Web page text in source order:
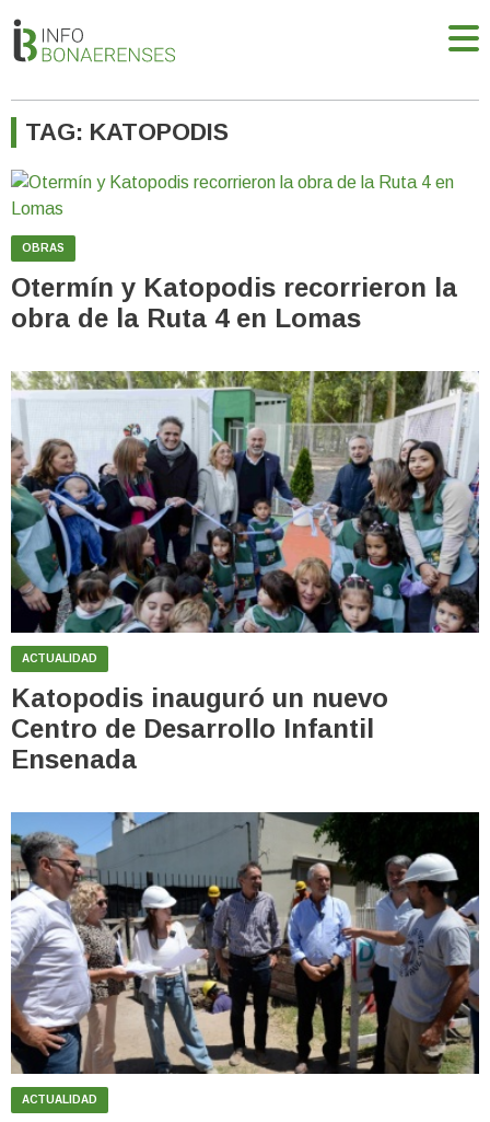
TAG: KATOPODIS
OBRAS
Otermín y Katopodis recorrieron la
obra de la Ruta 4 en Lomas
ACTUALIDAD
Katopodis inauguró un nuevo
Centro de Desarrollo Infantil
Ensenada
ACTUALIDAD